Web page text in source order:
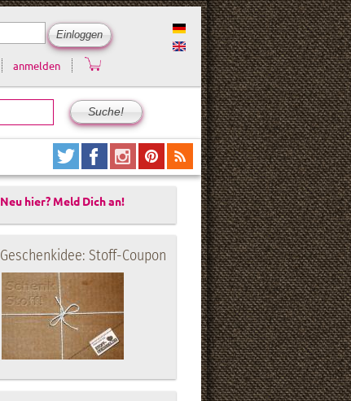
anmelden
Neu hier? Meld Dich an!
Geschenkidee: Stoff-Coupon